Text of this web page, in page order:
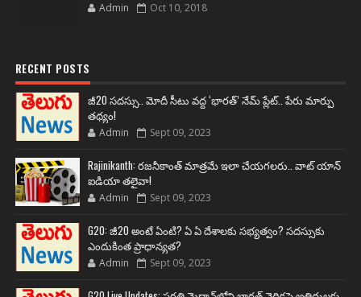
Admin Oct 10, 2018
RECENT POSTS
జీ20 సదస్సు.. మోదీ సీటు వద్ద ‘భారత్’ నేమ్ ప్లేట్‌.. పేరు మార్పు
తథ్యం!
Admin Sept 09, 2023
Rajinikanth: రజనీకాంత్ మాత్రమే ఇలా చేయగలరు.. వాట్ యాన్
ఐడియా తలైవా!
Admin Sept 09, 2023
G20: జీ20 అంటే ఏంటి? ఏ ఏ దేశాలకు సభ్యత్వం? సదస్సుకు
ఎందుకింత ప్రాధాన్యత?
Admin Sept 09, 2023